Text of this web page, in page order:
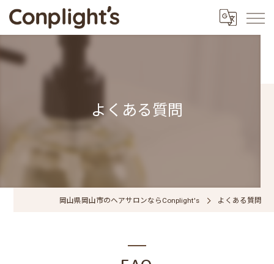
よくある質問
岡山県岡山市のヘアサロンならConplight's よくある質問